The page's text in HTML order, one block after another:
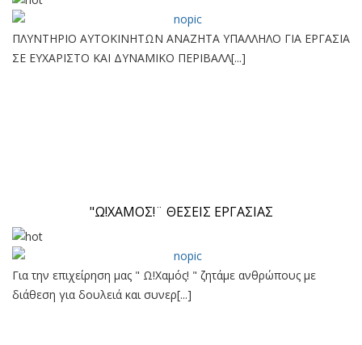
ΠΛΥΝΤΗΡΙΟ ΑΥΤΟΚΙΝΗΤΩΝ ΑΝΑΖΗΤΑ ΥΠΑΛΛΗΛΟ ΓΙΑ ΕΡΓΑΣΙΑ
ΣΕ ΕΥΧΑΡΙΣΤΟ ΚΑΙ ΔΥΝΑΜΙΚΟ ΠΕΡΙΒΑΛΛ[...]
"Ω!ΧΑΜΟΣ!¨ ΘΕΣΕΙΣ ΕΡΓΑΣΙΑΣ
Για την επιχείρηση μας " Ω!Χαμός! " ζητάμε ανθρώπους με
διάθεση για δουλειά και συνερ[...]